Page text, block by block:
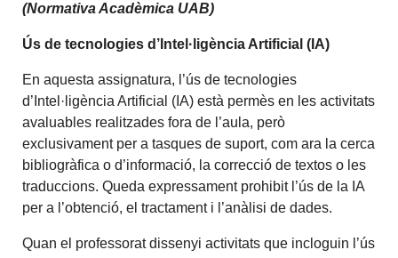
(Normativa Acadèmica UAB)
Ús de tecnologies d’Intel·ligència Artificial (IA)
En aquesta assignatura, l’ús de tecnologies
d’Intel·ligència Artificial (IA) està permès en les activitats
avaluables realitzades fora de l’aula, però
exclusivament per a tasques de suport, com ara la cerca
bibliogràfica o d’informació, la correcció de textos o les
traduccions. Queda expressament prohibit l’ús de la IA
per a l’obtenció, el tractament i l’anàlisi de dades.
Quan el professorat dissenyi activitats que incloguin l’ús